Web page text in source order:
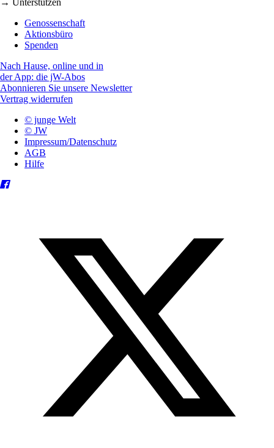
→ Unterstützen
Genossenschaft
Aktionsbüro
Spenden
Nach Hause, online und in
der App: die jW-Abos
Abonnieren Sie unsere Newsletter
Vertrag widerrufen
© junge Welt
© JW
Impressum/Datenschutz
AGB
Hilfe